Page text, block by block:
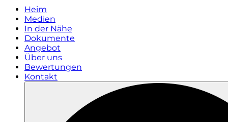
Heim
Medien
In der Nähe
Dokumente
Angebot
Über uns
Bewertungen
Kontakt